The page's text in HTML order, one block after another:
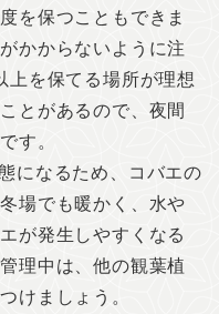
を保つこともできま
かからないように注
を保てる場所が理想
とがあるので、夜間
す。
になるため、コバエの
場でも暖かく、水や
が発生しやすくなる
理中は、他の観葉植
けましょう。